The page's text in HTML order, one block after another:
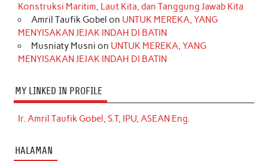
Konstruksi Maritim, Laut Kita, dan Tanggung Jawab Kita
Amril Taufik Gobel on UNTUK MEREKA, YANG
MENYISAKAN JEJAK INDAH DI BATIN
Musniaty Musni on UNTUK MEREKA, YANG
MENYISAKAN JEJAK INDAH DI BATIN
MY LINKED IN PROFILE
Ir. Amril Taufik Gobel, S.T, IPU, ASEAN Eng.
HALAMAN